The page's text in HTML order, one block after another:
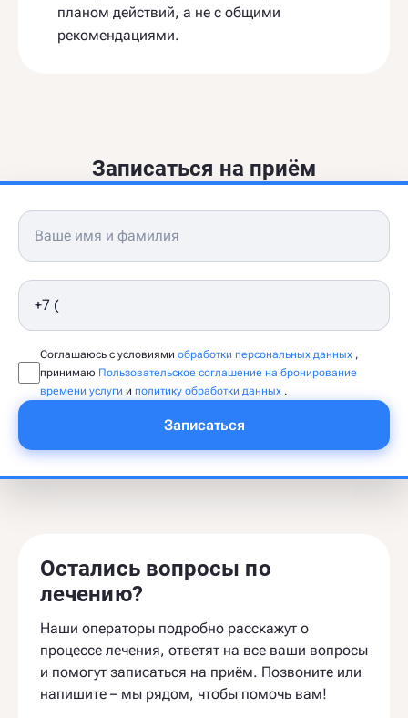
планом действий, а не с общими
рекомендациями.
Записаться на приём
Соглашаюсь с условиями обработки персональных данных ,
принимаю Пользовательское соглашение на бронирование
времени услуги и политику обработки данных .
Записаться
Остались вопросы по
лечению?
Наши операторы подробно расскажут о
процессе лечения, ответят на все ваши вопросы
и помогут записаться на приём. Позвоните или
напишите – мы рядом, чтобы помочь вам!